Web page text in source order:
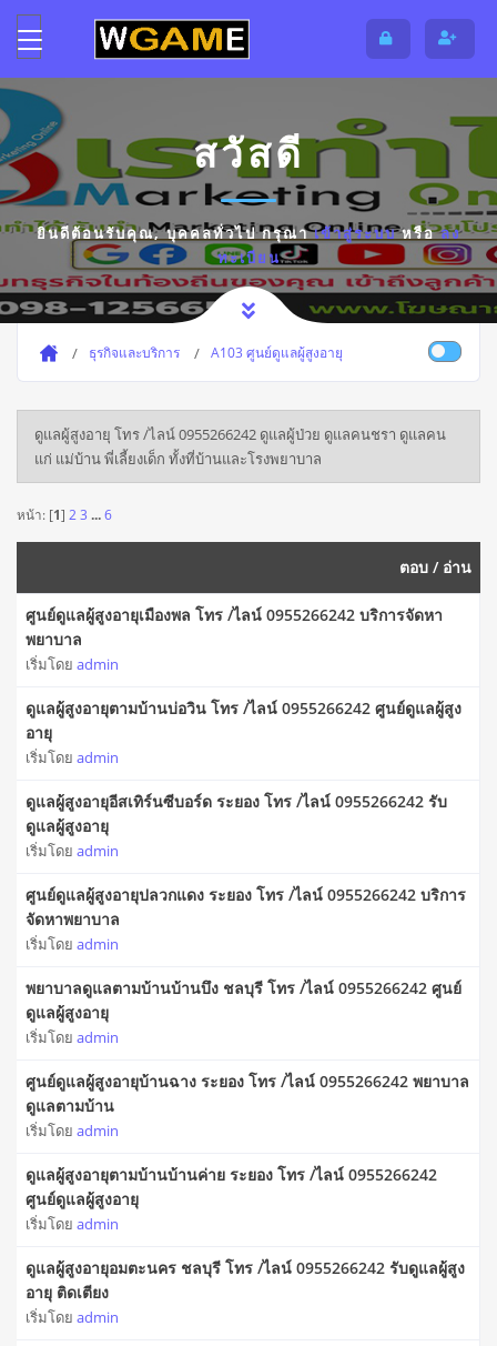
สวัสดี
ยินดีต้อนรับคุณ,บุคคลทั่วไปกรุณาเข้าสู่ระบบหรือลง
ทะเบียน
ธุรกิจและบริการ A103 ศูนย์ดูแลผู้สูงอายุ
ดูแลผู้สูงอายุ โทร /ไลน์ 0955266242 ดูแลผู้ป่วย ดูแลคนชรา ดูแลคน
แก่ แม่บ้าน พี่เลี้ยงเด็ก ทั้งที่บ้านและโรงพยาบาล
หน้า: [1] 2 3 ...6
ตอบ / อ่าน
ศูนย์ดูแลผู้สูงอายุเมืองพล โทร /ไลน์ 0955266242 บริการจัดหา
พยาบาล
เริ่มโดย admin
ดูแลผู้สูงอายุตามบ้านบ่อวิน โทร /ไลน์ 0955266242 ศูนย์ดูแลผู้สูง
อายุ
เริ่มโดย admin
ดูแลผู้สูงอายุอีสเทิร์นซีบอร์ด ระยอง โทร /ไลน์ 0955266242 รับ
ดูแลผู้สูงอายุ
เริ่มโดย admin
ศูนย์ดูแลผู้สูงอายุปลวกแดง ระยอง โทร /ไลน์ 0955266242 บริการ
จัดหาพยาบาล
เริ่มโดย admin
พยาบาลดูแลตามบ้านบ้านบึง ชลบุรี โทร /ไลน์ 0955266242 ศูนย์
ดูแลผู้สูงอายุ
เริ่มโดย admin
ศูนย์ดูแลผู้สูงอายุบ้านฉาง ระยอง โทร /ไลน์ 0955266242 พยาบาล
ดูแลตามบ้าน
เริ่มโดย admin
ดูแลผู้สูงอายุตามบ้านบ้านค่าย ระยอง โทร /ไลน์ 0955266242
ศูนย์ดูแลผู้สูงอายุ
เริ่มโดย admin
ดูแลผู้สูงอายุอมตะนคร ชลบุรี โทร /ไลน์ 0955266242 รับดูแลผู้สูง
อายุ ติดเตียง
เริ่มโดย admin